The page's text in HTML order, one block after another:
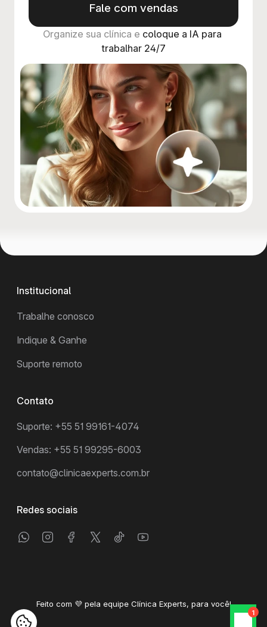
Fale com vendas
Organize sua clínica e coloque a IA para
trabalhar 24/7
Institucional
Trabalhe conosco
Indique & Ganhe
Suporte remoto
Contato
Suporte: +55 51 99161-4074
Vendas: +55 51 99295-6003
contato@clinicaexperts.com.br
Redes sociais
Feito com 💜 pela equipe Clínica Experts, para você!
1